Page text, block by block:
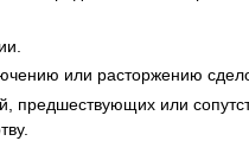
или расторжению
предшествующих или